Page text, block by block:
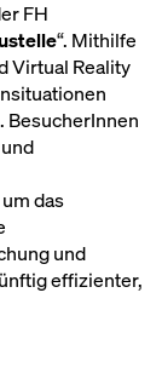
FH
“. Mithilfe
Virtual Reality
BesucherInnen
das
und
effizienter,